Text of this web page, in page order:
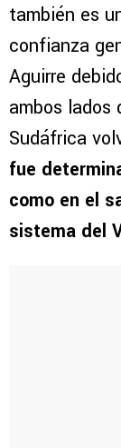
también es
confianza
Aguirre
ambos lados
Sudáfrica
fue
como en el
sistema del